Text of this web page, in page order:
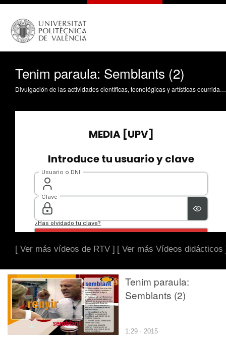
Tenim paraula: Semblants (2)
Divulgación de las actividades científicas, tecnológicas y artísticas ocurridas en los tres campus de la UPV
[ Ver más vídeos de RTV ] [ Ver más Vídeos didácticos
Tenim paraula:
Semblants (2)
1:29 · 2015